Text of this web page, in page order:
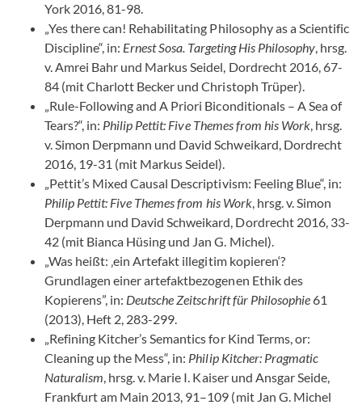
York 2016, 81-98.
„Yes there can! Rehabilitating Philosophy as a Scientific
Discipline“, in: Ernest Sosa. Targeting His Philosophy, hrsg.
v. Amrei Bahr und Markus Seidel, Dordrecht 2016, 67-
84 (mit Charlott Becker und Christoph Trüper).
„Rule-Following and A Priori Biconditionals – A Sea of
Tears?“, in: Philip Pettit: Five Themes from his Work, hrsg.
v. Simon Derpmann und David Schweikard, Dordrecht
2016, 19-31 (mit Markus Seidel).
„Pettit’s Mixed Causal Descriptivism: Feeling Blue“, in:
Philip Pettit: Five Themes from his Work, hrsg. v. Simon
Derpmann und David Schweikard, Dordrecht 2016, 33-
42 (mit Bianca Hüsing und Jan G. Michel).
„Was heißt: ‚ein Artefakt illegitim kopieren‘?
Grundlagen einer artefaktbezogenen Ethik des
Kopierens”, in: Deutsche Zeitschrift für Philosophie61
(2013), Heft 2, 283-299.
„Refining Kitcher’s Semantics for Kind Terms, or:
Cleaning up the Mess“, in: Philip Kitcher: Pragmatic
Naturalism, hrsg. v. Marie I. Kaiser und Ansgar Seide,
Frankfurt am Main 2013, 91–109 (mit Jan G. Michel